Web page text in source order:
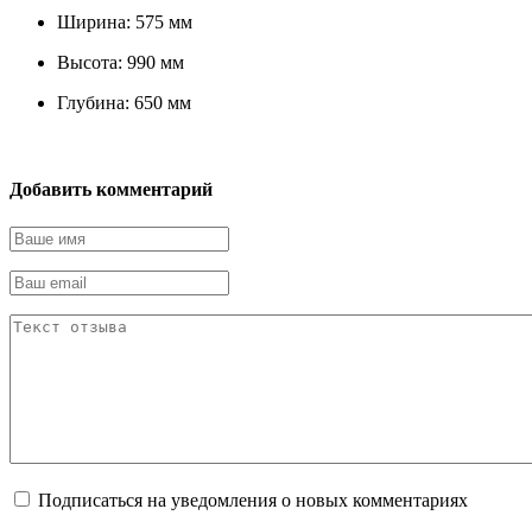
Ширина: 575 мм
Высота: 990 мм
Глубина: 650 мм
Добавить комментарий
Подписаться на уведомления о новых комментариях